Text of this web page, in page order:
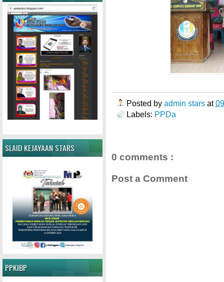
Posted by admin stars at
Labels: PPDa
0 comments :
Post a Comment
SLAID KEJAYAAN STARS
PPKIBP